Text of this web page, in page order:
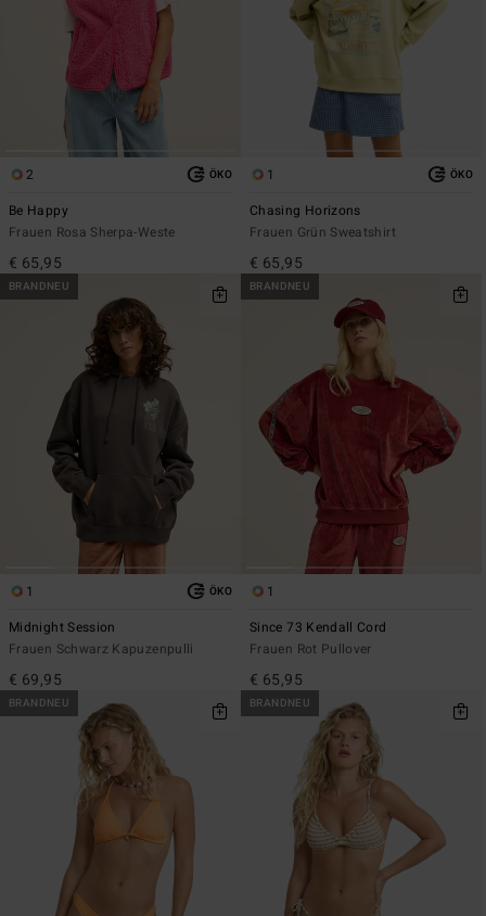
2 ÖKO
Be Happy
Frauen Rosa Sherpa-Weste
€ 65,95
1 ÖKO
Chasing Horizons
Frauen Grün Sweatshirt
€ 65,95
BRANDNEU
1 ÖKO
Midnight Session
Frauen Schwarz Kapuzenpulli
€ 69,95
BRANDNEU
1
Since 73 Kendall Cord
Frauen Rot Pullover
€ 65,95
BRANDNEU BRANDNEU